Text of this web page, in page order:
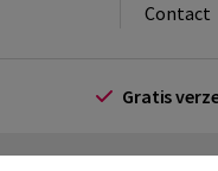
Contact
Gratis